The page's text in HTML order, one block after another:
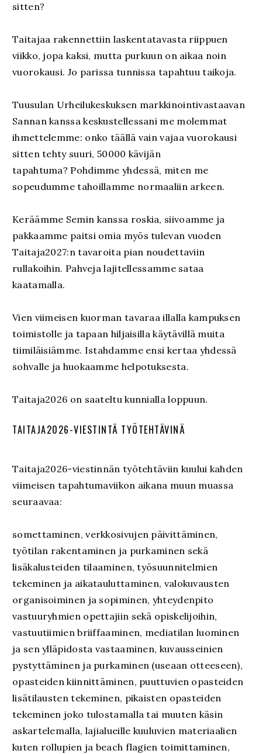
sitten?
Taitajaa rakennettiin laskentatavasta riippuen
viikko, jopa kaksi, mutta purkuun on aikaa noin
vuorokausi. Jo parissa tunnissa tapahtuu taikoja.
Tuusulan Urheilukeskuksen markkinointivastaavan
Sannan kanssa keskustellessani me molemmat
ihmettelemme: onko täällä vain vajaa vuorokausi
sitten tehty suuri, 50000 kävijän
tapahtuma? Pohdimme yhdessä, miten me
sopeudumme tahoillamme normaaliin arkeen.
Keräämme Semin kanssa roskia, siivoamme ja
pakkaamme paitsi omia myös tulevan vuoden
Taitaja2027:n tavaroita pian noudettaviin
rullakoihin. Pahveja lajitellessamme sataa
kaatamalla.
Vien viimeisen kuorman tavaraa illalla kampuksen
toimistolle ja tapaan hiljaisilla käytävillä muita
tiimiläisiämme. Istahdamme ensi kertaa yhdessä
sohvalle ja huokaamme helpotuksesta.
Taitaja2026 on saateltu kunnialla loppuun.
TAITAJA2026-VIESTINTÄ TYÖTEHTÄVINÄ
Taitaja2026-viestinnän työtehtäviin kuului kahden
viimeisen tapahtumaviikon aikana muun muassa
seuraavaa:
somettaminen, verkkosivujen päivittäminen,
työtilan rakentaminen ja purkaminen sekä
lisäkalusteiden tilaaminen, työsuunnitelmien
tekeminen ja aikatauluttaminen, valokuvausten
organisoiminen ja sopiminen, yhteydenpito
vastuuryhmien opettajiin sekä opiskelijoihin,
vastuutiimien briiffaaminen, mediatilan luominen
ja sen ylläpidosta vastaaminen, kuvausseinien
pystyttäminen ja purkaminen (useaan otteeseen),
opasteiden kiinnittäminen, puuttuvien opasteiden
lisätilausten tekeminen, pikaisten opasteiden
tekeminen joko tulostamalla tai muuten käsin
askartelemalla, lajialueille kuuluvien materiaalien
kuten rollupien ja beach flagien toimittaminen,